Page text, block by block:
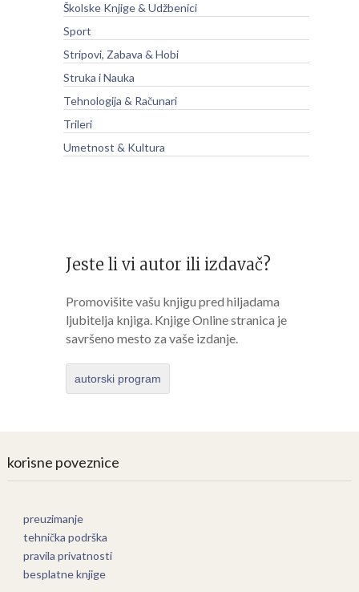
Školske Knjige & Udžbenici
Sport
Stripovi, Zabava & Hobi
Struka i Nauka
Tehnologija & Računari
Trileri
Umetnost & Kultura
Jeste li vi autor ili izdavač?
Promovišite vašu knjigu pred hiljadama
ljubitelja knjiga. Knjige Online stranica je
savršeno mesto za vaše izdanje.
autorski program
korisne poveznice
preuzimanje
tehnička podrška
pravila privatnosti
besplatne knjige